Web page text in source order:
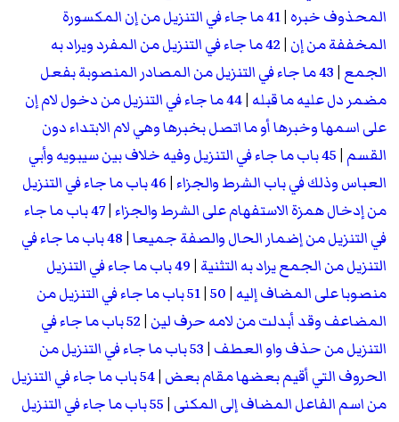
المحذوف خبره |
41 ما جاء في التنزيل من إن المكسورة
المخففة من إن |
42 ما جاء في التنزيل من المفرد ويراد به
الجمع |
43 ما جاء في التنزيل من المصادر المنصوبة بفعل
مضمر دل عليه ما قبله |
44 ما جاء في التنزيل من دخول لام إن
على اسمها وخبرها أو ما اتصل بخبرها وهي لام الابتداء دون
القسم |
45 باب ما جاء في التنزيل وفيه خلاف بين سيبويه وأبي
العباس وذلك في باب الشرط والجزاء |
46 باب ما جاء في التنزيل
من إدخال همزة الاستفهام على الشرط والجزاء |
47 باب ما جاء
في التنزيل من إضمار الحال والصفة جميعا|
48 باب ما جاء في
التنزيل من الجمع يراد به التثنية |
49 باب ما جاء في التنزيل
منصوبا على المضاف إليه |
50
|
51 باب ما جاء في التنزيل من
المضاعف وقد أبدلت من لامه حرف لين |
52 باب ما جاء في
التنزيل من حذف واو العطف |
53 باب ما جاء في التنزيل من
الحروف التي أقيم بعضها مقام بعض |
54 باب ما جاء في التنزيل
من اسم الفاعل المضاف إلى المكنى |
55 باب ما جاء في التنزيل